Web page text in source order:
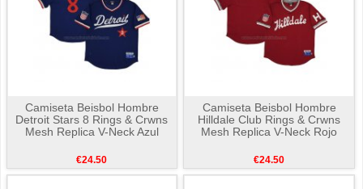
Camiseta Beisbol Hombre
Detroit Stars 8 Rings & Crwns
Mesh Replica V-Neck Azul
€24.50
Camiseta Beisbol Hombre
Hilldale Club Rings & Crwns
Mesh Replica V-Neck Rojo
€24.50